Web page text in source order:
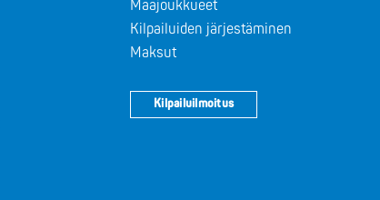
Maajoukkueet
Kilpailuiden järjestäminen
Maksut
Kilpailuilmoitus